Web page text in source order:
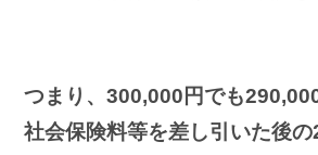
つまり、300,000円でも
社会保険料等を差し引いた後